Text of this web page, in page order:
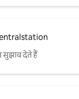
सुझाव देते हैं